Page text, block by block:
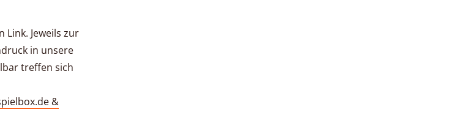
Jeweils zur
in unsere
treffen sich
&